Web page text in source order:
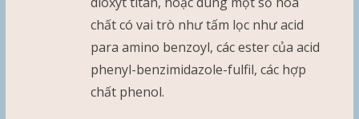
chất có vai trò như tấm lọc như acid
para amino benzoyl, các ester của acid
phenyl-benzimidazole-fulfil, các hợp
chất phenol.